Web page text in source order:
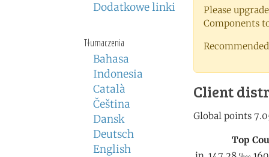
Dodatkowe linki
Tłumaczenia
Bahasa
Indonesia
Català
Čeština
Dansk
Deutsch
English
Please
Components
Client